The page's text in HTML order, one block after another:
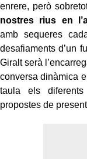
enrere, però
nostres rius en
amb sequeres
desafiaments d’un
Giralt serà
conversa dinàmica
taula els
propostes de